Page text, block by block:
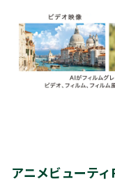
アニメビューティ